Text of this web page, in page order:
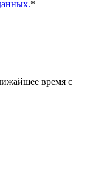
*
время с